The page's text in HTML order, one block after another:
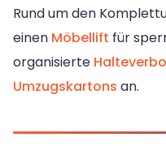
Rund um den
einen Möbellift für
organisierte
Umzugskartons an.